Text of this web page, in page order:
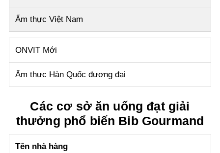
Ẩm thực Việt Nam
ONVIT Mới
Ẩm thực Hàn Quốc đương đại
Các cơ sở ăn uống đạt giải
thưởng phổ biến Bib Gourmand
Tên nhà hàng